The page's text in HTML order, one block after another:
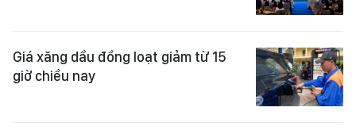
Giá xăng dầu đồng loạt giảm từ 15
giờ chiều nay